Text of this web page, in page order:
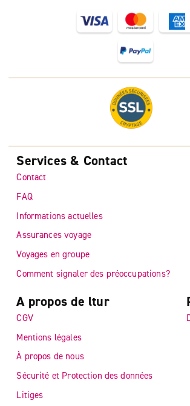
Services & Contact
Contact
FAQ
Informations actuelles
Assurances voyage
Voyages en groupe
Comment signaler des préoccupations?
A propos de ltur
CGV
Mentions légales
À propos de nous
Sécurité et Protection des données
Litiges